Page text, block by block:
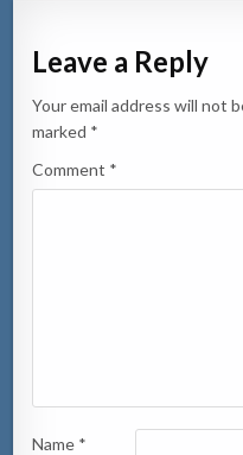
Leave a Reply
Your email address will not
marked *
Comment *
Name *